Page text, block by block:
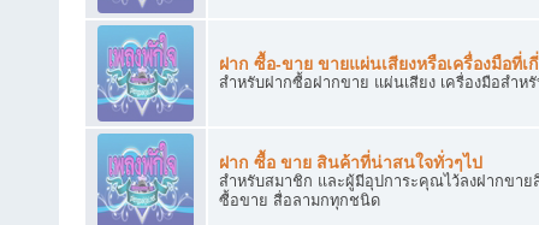
ฝาก ซื้อ-ขาย ขายแผ่นเสียงหรือเครื่องมือที่เ
สำหรับฝากซื้อฝากขาย แผ่นเสียง เครื่องมือสำหรั
ฝาก ซื้อ ขาย สินค้าที่น่าสนใจทั่วๆไป
สำหรับสมาชิก และผู้มีอุปการะคุณไว้ลงฝากขา
ซื้อขาย สื่อลามกทุกชนิด